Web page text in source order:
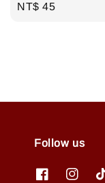
Regular
NT$ 45
Follow us